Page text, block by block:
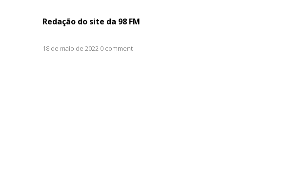
Redação do site da 98 FM
18 de maio de 2022 0 comment